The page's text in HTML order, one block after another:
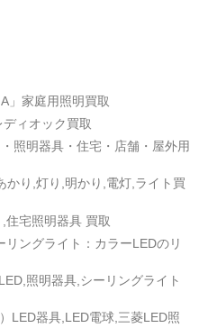
」家庭用照明買取
ィオック買取
照明器具・住宅・店舗・屋外用
かり,灯り,明かり,電灯,ライト買
住宅照明器具 買取
ングライト：カラーLEDのリ
照明器具,シーリングライト
LED器具,LED電球,三菱LED照